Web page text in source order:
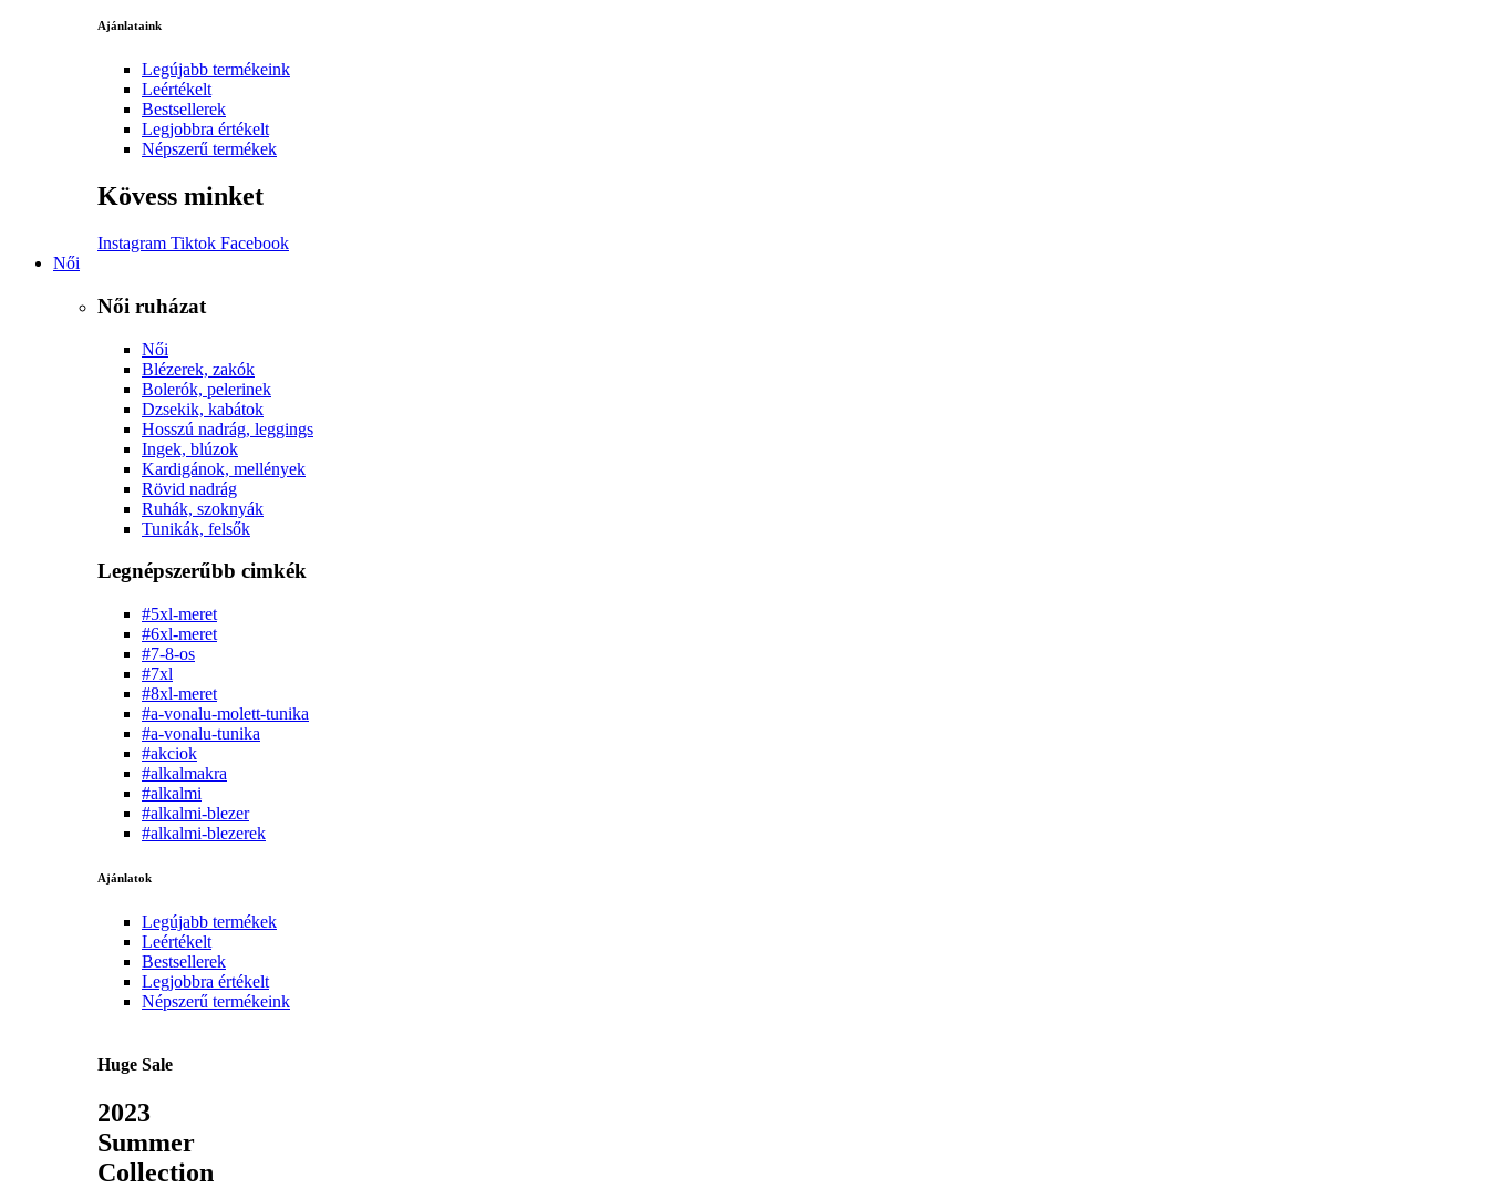
Ajánlataink
Legújabb termékeink
Leértékelt
Bestsellerek
Legjobbra értékelt
Népszerű termékek
Kövess minket
Instagram Tiktok Facebook
Női
Női ruházat
Női
Blézerek, zakók
Bolerók, pelerinek
Dzsekik, kabátok
Hosszú nadrág, leggings
Ingek, blúzok
Kardigánok, mellények
Rövid nadrág
Ruhák, szoknyák
Tunikák, felsők
Legnépszerűbb cimkék
#5xl-meret
#6xl-meret
#7-8-os
#7xl
#8xl-meret
#a-vonalu-molett-tunika
#a-vonalu-tunika
#akciok
#alkalmakra
#alkalmi
#alkalmi-blezer
#alkalmi-blezerek
Ajánlatok
Legújabb termékek
Leértékelt
Bestsellerek
Legjobbra értékelt
Népszerű termékeink
Huge Sale
2023
Summer
Collection